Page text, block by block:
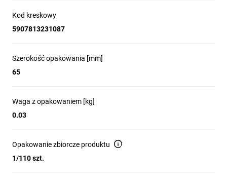
Kod kreskowy
5907813231087
Szerokość opakowania [mm]
65
Waga z opakowaniem [kg]
0.03
Opakowanie zbiorcze produktu
1/110 szt.